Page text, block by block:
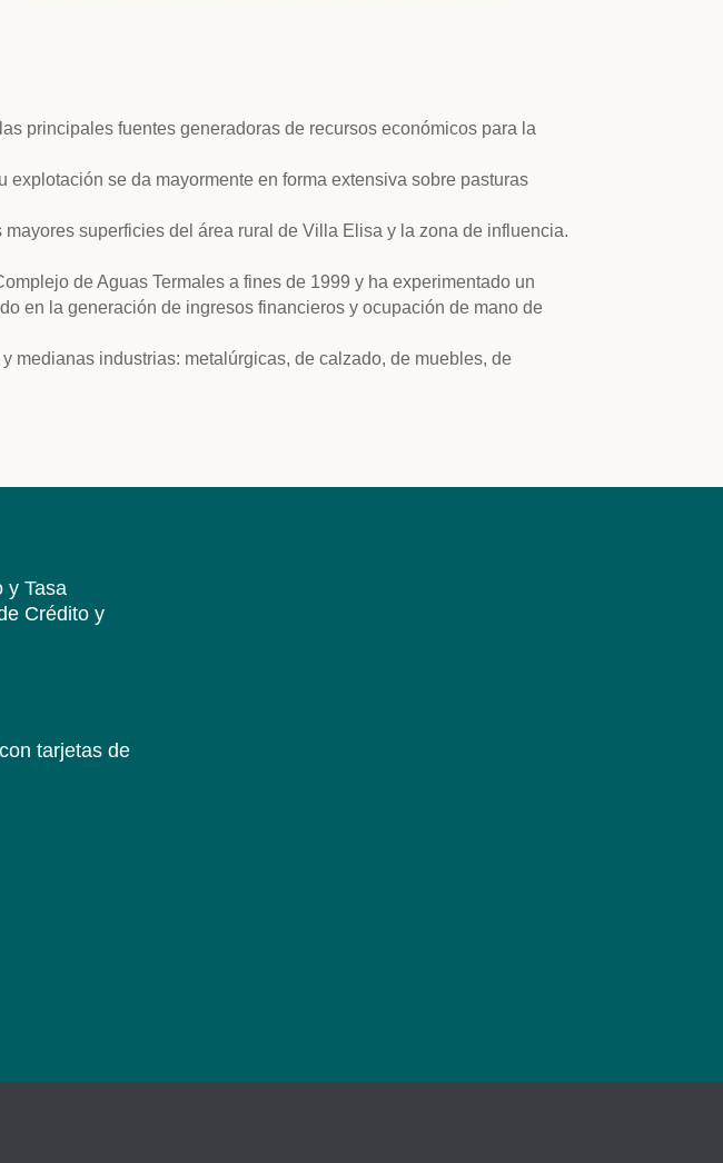
principales fuentes generadoras de recursos económicos para la
se da mayormente en forma extensiva sobre pasturas
superficies del área rural de Villa Elisa y la zona de influencia.
de Aguas Termales a fines de 1999 y ha experimentado un
en la generación de ingresos financieros y ocupación de mano de
medianas industrias: metalúrgicas, de calzado, de muebles, de
y Tasa
Crédito y
tarjetas de